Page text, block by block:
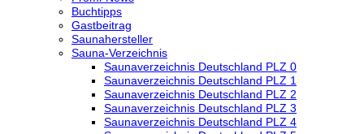
Buchtipps
Gastbeitrag
Saunahersteller
Sauna-Verzeichnis
Saunaverzeichnis Deutschland PLZ 0
Saunaverzeichnis Deutschland PLZ 1
Saunaverzeichnis Deutschland PLZ 2
Saunaverzeichnis Deutschland PLZ 3
Saunaverzeichnis Deutschland PLZ 4